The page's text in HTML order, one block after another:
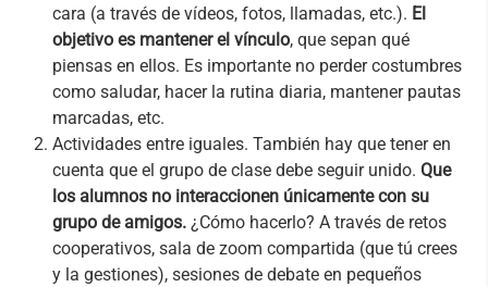
cara (a través de vídeos, fotos, llamadas, etc.). El
objetivo es mantener el vínculo, que sepan qué
piensas en ellos. Es importante no perder costumbres
como saludar, hacer la rutina diaria, mantener pautas
marcadas, etc.
Actividades entre iguales. También hay que tener en
cuenta que el grupo de clase debe seguir unido. Que
los alumnos no interaccionen únicamente con su
grupo de amigos. ¿Cómo hacerlo? A través de retos
cooperativos, sala de zoom compartida (que tú crees
y la gestiones), sesiones de debate en pequeños